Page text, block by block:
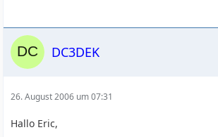
DC3DEK
26. August 2006 um 07:31
Hallo Eric,